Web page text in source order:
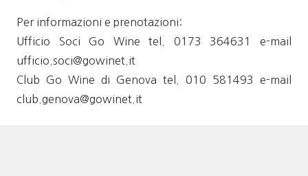
Per informazioni e prenotazioni:
Ufficio Soci Go Wine tel. 0173 364631 e-mail
ufficio.soci@gowinet.it
Club Go Wine di Genova tel. 010 581493 e-mail
club.genova@gowinet.it